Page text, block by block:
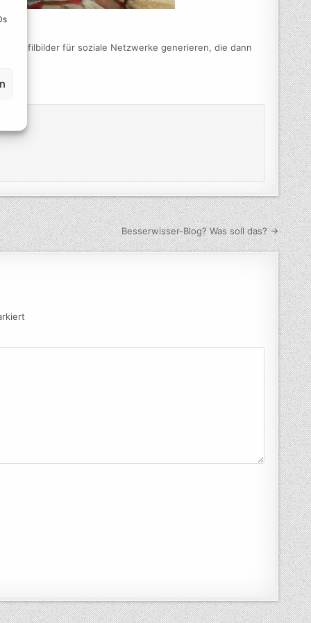
Profilbilder für soziale Netzwerke generieren, die dann
Besserwisser-Blog? Was soll das? →